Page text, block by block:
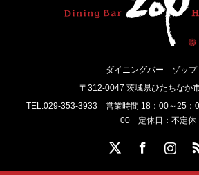
ダイニングバー ゾップ
〒312-0047 茨城県ひたちなか
TEL:029-353-3933 営業時間 18：00～25：
00 定休日：不定休
InstagramRSS